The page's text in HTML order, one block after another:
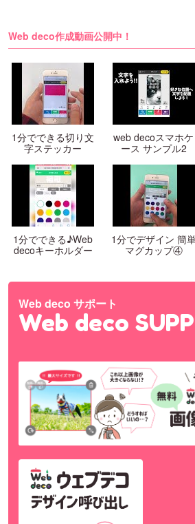
Web deco作成動画公開中！
1分でできる切り文
字ステッカー
web decoスマホケ
ース サンプル2
1分でできる♪Web
decoキーホルダー
1分でデザイン 簡
マグカップ④
Web deco サポート
Web deco